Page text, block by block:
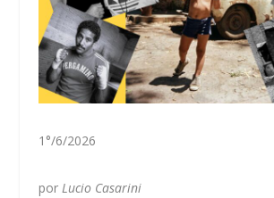
1°/6/2026
por Lucio Casarini